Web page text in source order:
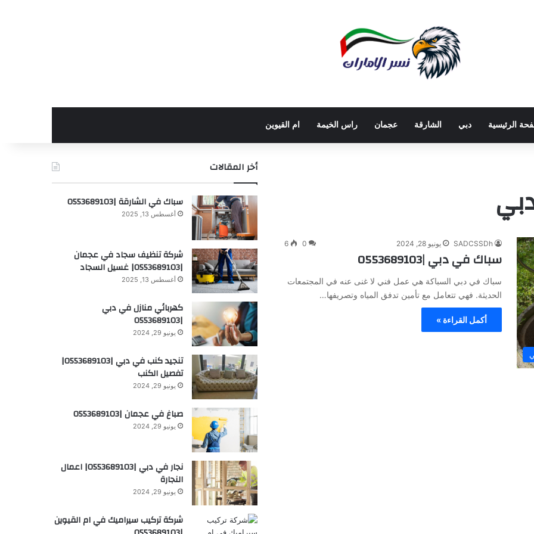
الرئيسية دبي الشارقة عجمان راس الخيمة ام القيوين
SADCSSDh يونيو 28, 2024 0
6
سباك في دبي |0553689103
سباك في دبي السباكة هي عمل فني لا غنى عنه في المجتمعات
الحديثة. فهي تتعامل مع تأمين تدفق المياه وتصريفها…
أكمل القراءة »
أخر المقالات
سباك في الشارقة |0553689103
أغسطس 13, 2025
شركة تنظيف سجاد في عجمان
|0553689103| غسيل السجاد
أغسطس 13, 2025
كهربائي منازل في دبي
|0553689103
يونيو 29, 2024
تنجيد كنب في دبي |0553689103|
تفصيل الكنب
يونيو 29, 2024
صباغ في عجمان |0553689103
يونيو 29, 2024
نجار في دبي |0553689103| اعمال
النجارة
يونيو 29, 2024
شركة تركيب سيراميك في ام القيوين